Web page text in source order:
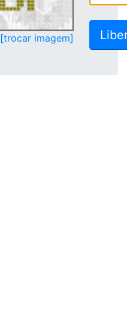
[trocar imagem]